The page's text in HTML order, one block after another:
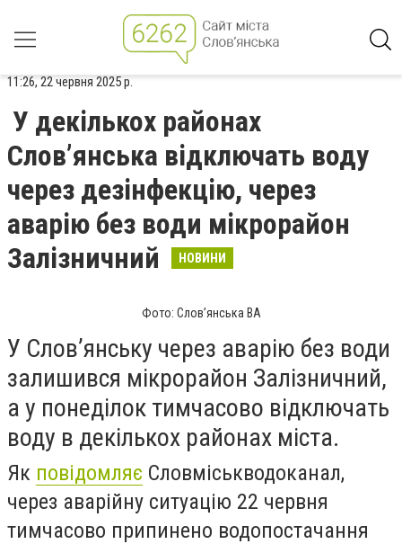
11:26, 22 червня 2025 р.
У декількох районах
Слов’янська відключать воду
через дезінфекцію, через
аварію без води мікрорайон
Залізничний
НОВИНИ
Фото: Слов’янська ВА
У Слов’янську через аварію без води
залишився мікрорайон Залізничний,
а у понеділок тимчасово відключать
воду в декількох районах міста.
Як повідомляє Словміськводоканал,
через аварійну ситуацію 22 червня
тимчасово припинено водопостачання